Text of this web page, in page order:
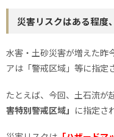
災害リスクはある程度
水害・土砂災害が増えた昨
アは「警戒区域」等に指定
たとえば、今回、土石流が
害特別警戒区域」 に指定さ